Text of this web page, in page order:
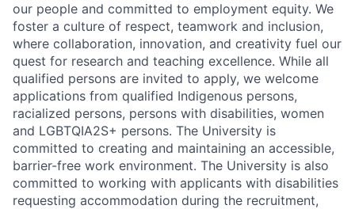
our people and committed to employment equity. We
foster a culture of respect, teamwork and inclusion,
where collaboration, innovation, and creativity fuel our
quest for research and teaching excellence. While all
qualified persons are invited to apply, we welcome
applications from qualified Indigenous persons,
racialized persons, persons with disabilities, women
and LGBTQIA2S+ persons. The University is
committed to creating and maintaining an accessible,
barrier-free work environment. The University is also
committed to working with applicants with disabilities
requesting accommodation during the recruitment,